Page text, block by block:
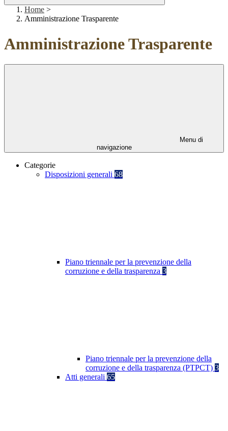
Home >
Amministrazione Trasparente
Amministrazione Trasparente
Menu di
navigazione
Categorie
Disposizioni generali 68
Piano triennale per la prevenzione della
corruzione e della trasparenza 3
Piano triennale per la prevenzione della
corruzione e della trasparenza (PTPCT) 3
Atti generali 65